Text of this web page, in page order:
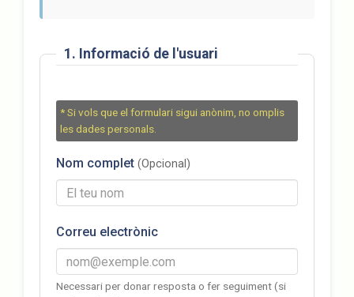
1. Informació de l'usuari
* Si vols que el formulari sigui anònim, no omplis
les dades personals.
Nom complet (Opcional)
Correu electrònic
Necessari per donar resposta o fer seguiment (si